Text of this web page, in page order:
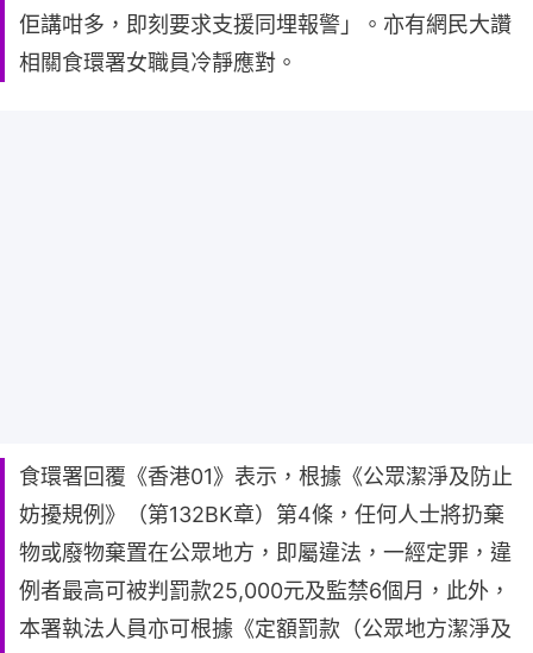
佢講咁多，即刻要求支援同埋報警」。亦有網民大讚
相關食環署女職員冷靜應對。
食環署回覆《香港01》表示，根據《公眾潔淨及防止
妨擾規例》（第132BK章）第4條，任何人士將扔棄
物或廢物棄置在公眾地方，即屬違法，一經定罪，違
例者最高可被判罰款25,000元及監禁6個月，此外，
本署執法人員亦可根據《定額罰款（公眾地方潔淨及